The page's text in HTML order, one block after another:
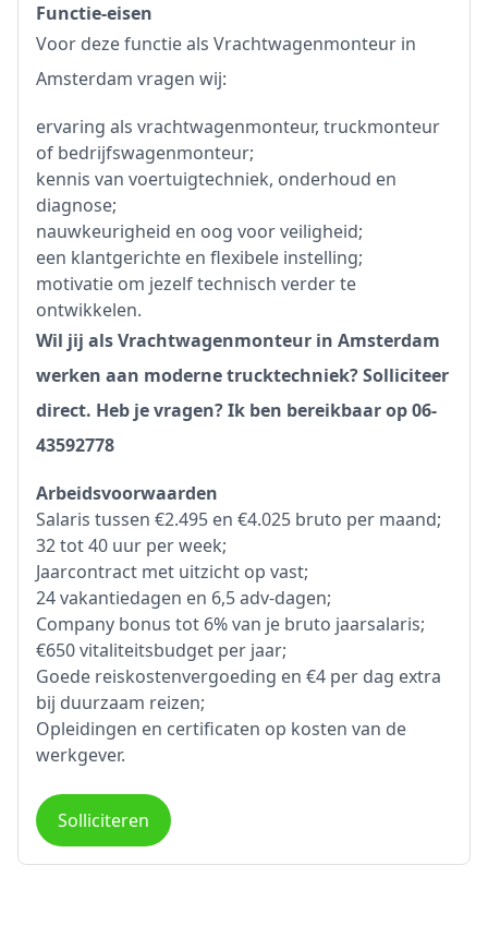
Functie-eisen
Voor deze functie als Vrachtwagenmonteur in
Amsterdam vragen wij:
ervaring als vrachtwagenmonteur, truckmonteur
of bedrijfswagenmonteur;
kennis van voertuigtechniek, onderhoud en
diagnose;
nauwkeurigheid en oog voor veiligheid;
een klantgerichte en flexibele instelling;
motivatie om jezelf technisch verder te
ontwikkelen.
Wil jij als Vrachtwagenmonteur in Amsterdam
werken aan moderne trucktechniek? Solliciteer
direct. Heb je vragen? Ik ben bereikbaar op 06-
43592778
Arbeidsvoorwaarden
Salaris tussen €2.495 en €4.025 bruto per maand;
32 tot 40 uur per week;
Jaarcontract met uitzicht op vast;
24 vakantiedagen en 6,5 adv-dagen;
Company bonus tot 6% van je bruto jaarsalaris;
€650 vitaliteitsbudget per jaar;
Goede reiskostenvergoeding en €4 per dag extra
bij duurzaam reizen;
Opleidingen en certificaten op kosten van de
werkgever.
Solliciteren